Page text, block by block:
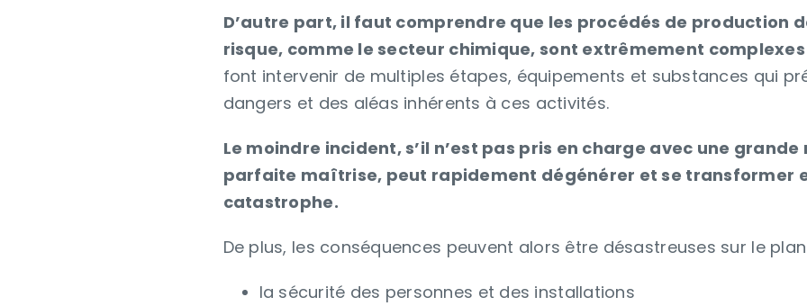
D’autre part, il faut comprendre que les procédés de production
risque, comme le secteur chimique, sont extrêmement
font intervenir de multiples étapes, équipements et substances qui
dangers et des aléas inhérents à ces activités.
Le moindre incident, s’il n’est pas pris en charge avec une
parfaite maîtrise, peut rapidement dégénérer et se transformer
catastrophe.
De plus, les conséquences peuvent alors être désastreuses sur le
la sécurité des personnes et des installations